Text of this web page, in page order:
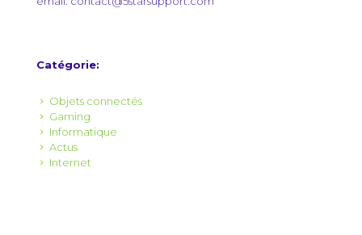
Catégorie:
Objets connectés
Gaming
Informatique
Actus
Internet